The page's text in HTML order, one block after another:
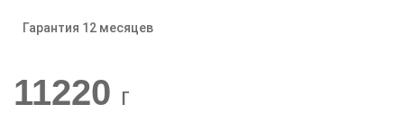
-20%
Гарантия 12 месяцев
11220 г